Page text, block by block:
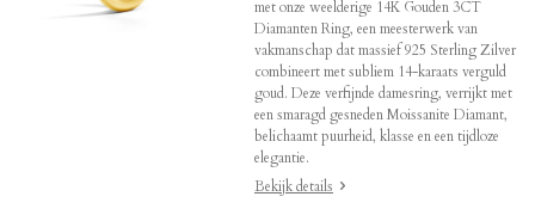
met onze weelderige 14K Gouden 3CT
Diamanten Ring, een meesterwerk van
vakmanschap dat massief 925 Sterling Zilver
combineert met subliem 14-karaats verguld
goud. Deze verfijnde damesring, verrijkt met
een smaragd gesneden Moissanite Diamant,
belichaamt puurheid, klasse en een tijdloze
elegantie.
Bekijk details